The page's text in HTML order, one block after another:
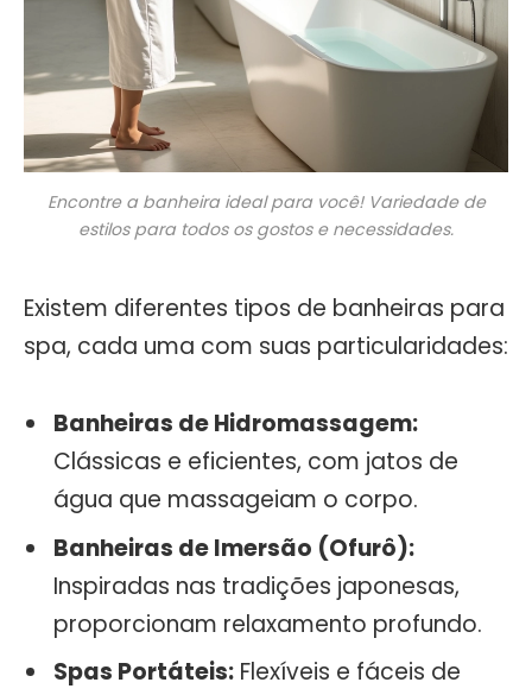
Encontre a banheira ideal para você! Variedade de
estilos para todos os gostos e necessidades.
Existem diferentes tipos de banheiras para
spa, cada uma com suas particularidades:
Banheiras de Hidromassagem:
Clássicas e eficientes, com jatos de
água que massageiam o corpo.
Banheiras de Imersão (Ofurô):
Inspiradas nas tradições japonesas,
proporcionam relaxamento profundo.
Spas Portáteis: Flexíveis e fáceis de